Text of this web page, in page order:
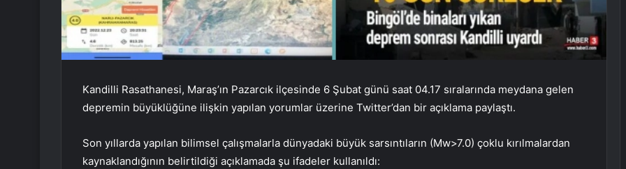
Kandilli Rasathanesi, Maraş’ın Pazarcık ilçesinde 6 Şubat günü saat 04.17 sıralarında meydana gelen
depremin büyüklüğüne ilişkin yapılan yorumlar üzerine Twitter’dan bir açıklama paylaştı.
Son yıllarda yapılan bilimsel çalışmalarla dünyadaki büyük sarsıntıların (Mw>7.0) çoklu kırılmalardan
kaynaklandığının belirtildiği açıklamada şu ifadeler kullanıldı: